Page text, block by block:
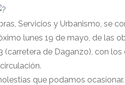
Servicios y Urbanismo, se
lunes 19 de mayo, de las
(carretera de Daganzo), con
que podamos ocasionar.